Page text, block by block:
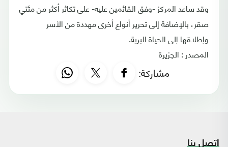
وقد ساعد المركز -وفق القائمين عليه- على تكاثر أكثر من مئتي
صقر، بالإضافة إلى تحرير أنواع أخرى مهددة من الأسر
وإطلاقها إلى الحياة البرية.
المصدر : الجزيرة
مشاركة:
اتصل بنا